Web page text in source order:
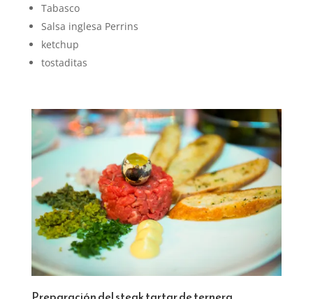
Tabasco
Salsa inglesa Perrins
ketchup
tostaditas